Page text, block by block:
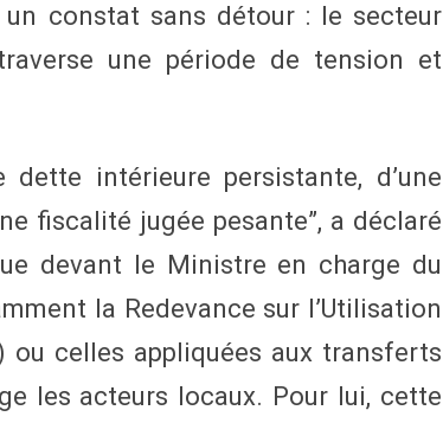
constat sans détour : le secteur
une période de tension et
dette intérieure persistante, d’une
fiscalité jugée pesante”, a déclaré
devant le Ministre en charge du
la Redevance sur l’Utilisation
ou celles appliquées aux transferts
les acteurs locaux. Pour lui, cette